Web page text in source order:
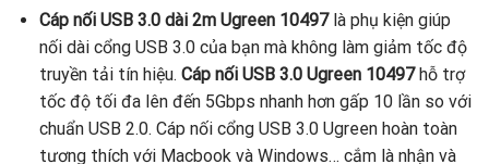
Cáp nối USB 3.0 dài 2m Ugreen 10497là phụ kiện giúp
nối dài cổng USB 3.0 của bạn mà không làm giảm tốc độ
truyền tải tín hiệu. Cáp nối USB 3.0 Ugreen 10497hỗ trợ
tốc độ tối đa lên đến 5Gbps nhanh hơn gấp 10 lần so với
chuẩn USB 2.0. Cáp nối cổng USB 3.0 Ugreen hoàn toàn
tương thích với Macbook và Windows… cắm là nhận và